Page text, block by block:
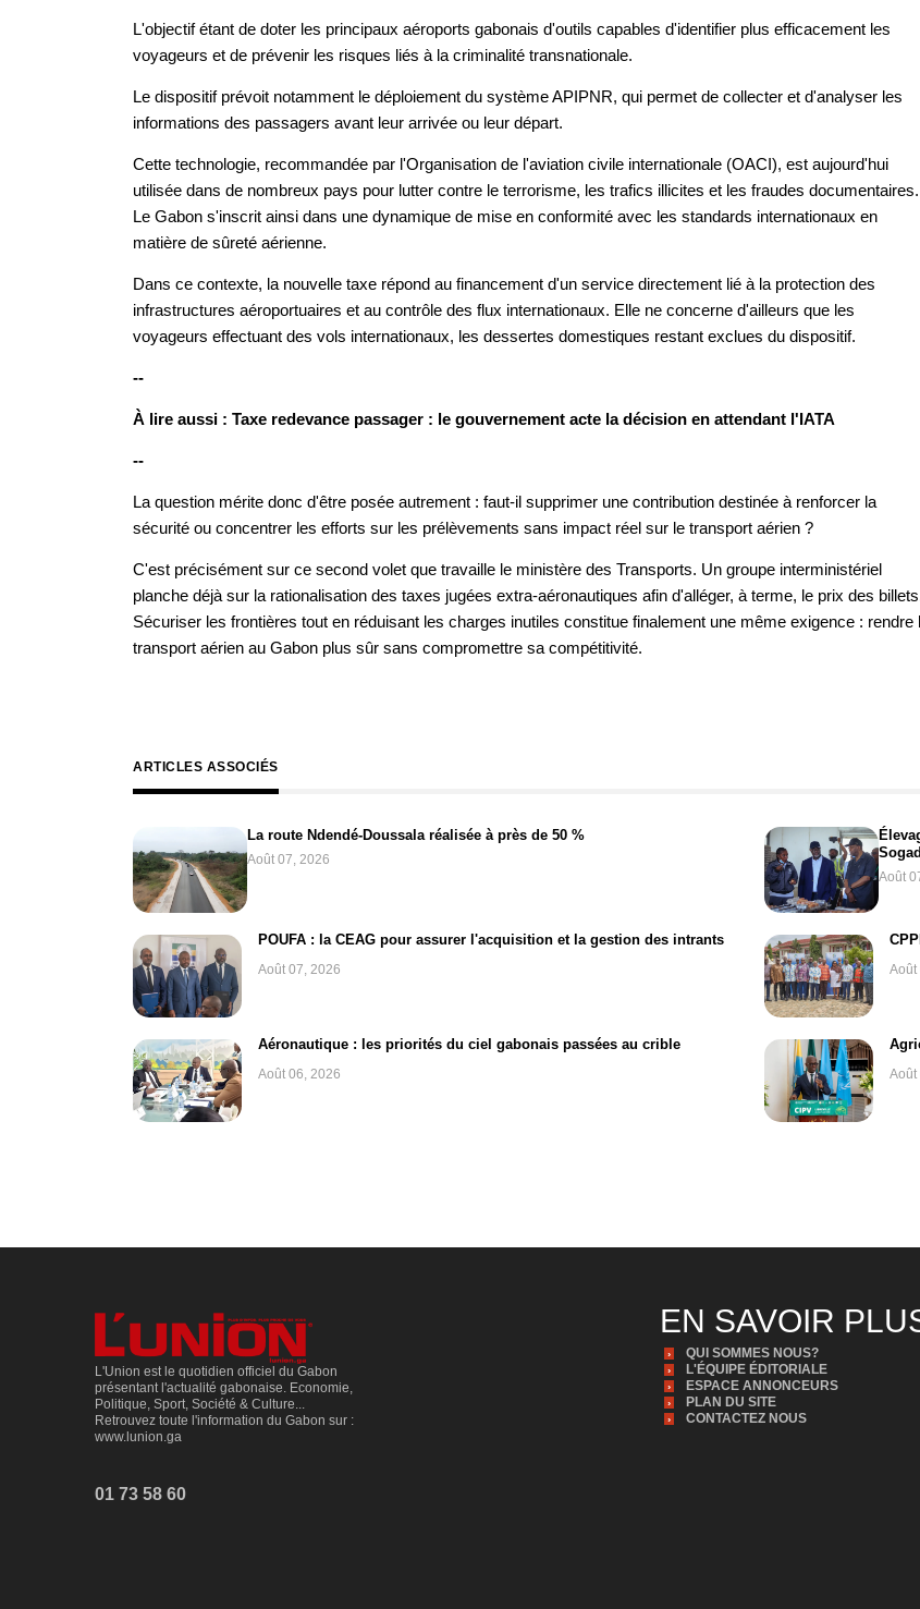
L'objectif étant de doter les principaux aéroports gabonais d'outils capables d'identifier plus efficacement les
voyageurs et de prévenir les risques liés à la criminalité transnationale.
Le dispositif prévoit notamment le déploiement du système APIPNR, qui permet de collecter et d'analyser les
informations des passagers avant leur arrivée ou leur départ.
Cette technologie, recommandée par l'Organisation de l'aviation civile internationale (OACI), est aujourd'hui
utilisée dans de nombreux pays pour lutter contre le terrorisme, les trafics illicites et les fraudes documentaires.
Le Gabon s'inscrit ainsi dans une dynamique de mise en conformité avec les standards internationaux en
matière de sûreté aérienne.
Dans ce contexte, la nouvelle taxe répond au financement d'un service directement lié à la protection des
infrastructures aéroportuaires et au contrôle des flux internationaux. Elle ne concerne d'ailleurs que les
voyageurs effectuant des vols internationaux, les dessertes domestiques restant exclues du dispositif.
--
À lire aussi : Taxe redevance passager : le gouvernement acte la décision en attendant l'IATA
--
La question mérite donc d'être posée autrement : faut-il supprimer une contribution destinée à renforcer la
sécurité ou concentrer les efforts sur les prélèvements sans impact réel sur le transport aérien ?
C'est précisément sur ce second volet que travaille le ministère des Transports. Un groupe interministériel
planche déjà sur la rationalisation des taxes jugées extra-aéronautiques afin d'alléger, à terme, le prix des
Sécuriser les frontières tout en réduisant les charges inutiles constitue finalement une même exigence : rendre
transport aérien au Gabon plus sûr sans compromettre sa compétitivité.
ARTICLES ASSOCIÉS
La route Ndendé-Doussala réalisée à près de 50 %
Août 07, 2026
Août
POUFA : la CEAG pour assurer l'acquisition et la gestion des intrants
Août 07, 2026 Août
Aéronautique : les priorités du ciel gabonais passées au crible
Août 06, 2026 Août
L'Union est le quotidien officiel du Gabon
présentant l'actualité gabonaise. Economie,
Politique, Sport, Société & Culture...
Retrouvez toute l'information du Gabon sur :
www.lunion.ga
01 73 58 60
EN SAVOIR
QUI SOMMES NOUS?
L'ÉQUIPE ÉDITORIALE
ESPACE ANNONCEURS
PLAN DU SITE
CONTACTEZ NOUS